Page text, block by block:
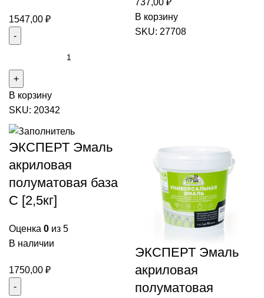
1547,00 ₽
ЭКСПЕРТ
Эмаль
акриловая
для
Коричневый
[2,5кг]
полуглянцевая
В корзину
SKU: 20342
737,00 ₽
Количество
товара
В корзину
SKU: 27708
ЭКСПЕРТ Эмаль
акриловая
полуматовая база
С [2,5кг]
Оценка 0 из 5
В наличии
1750,00 ₽
ЭКСПЕРТ Эмаль
акриловая
полуматовая